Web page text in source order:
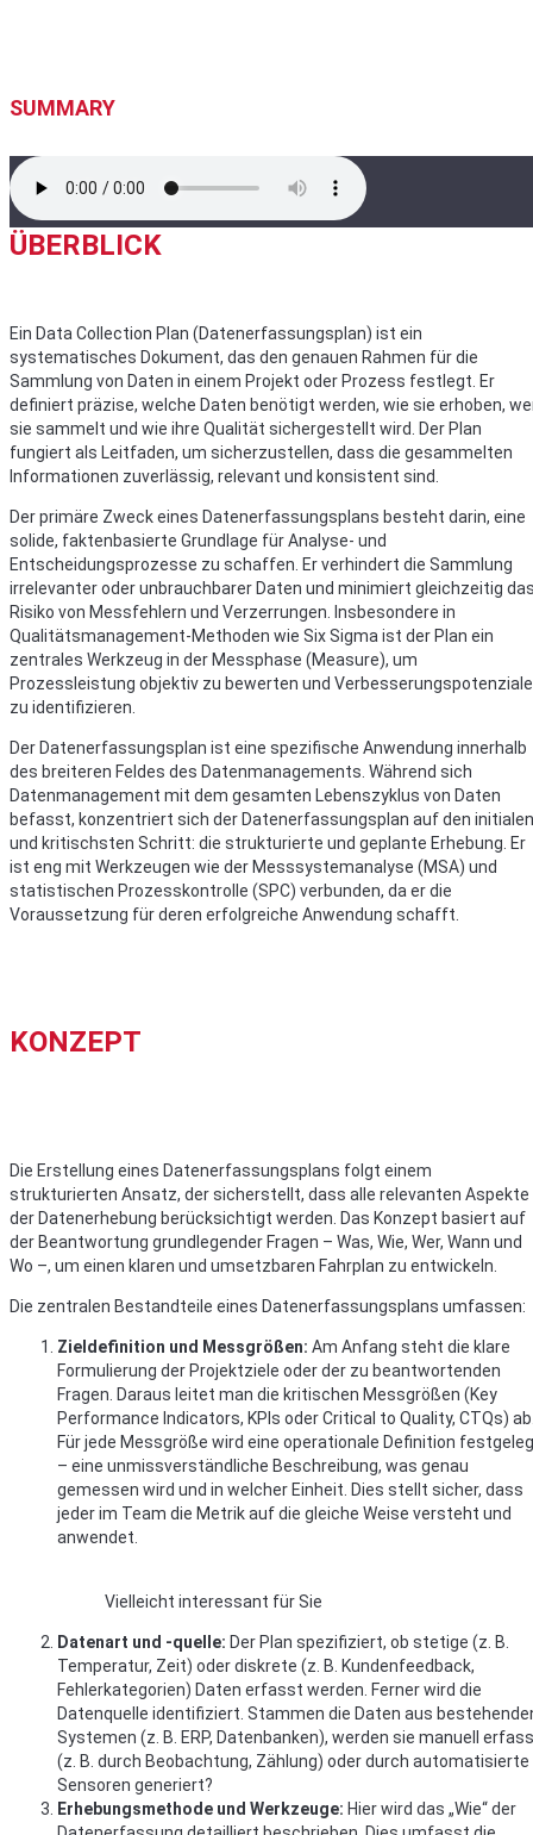
SUMMARY
ÜBERBLICK
Ein Data Collection Plan (Datenerfassungsplan) ist ein
systematisches Dokument, das den genauen Rahmen für die
Sammlung von Daten in einem Projekt oder Prozess festlegt. Er
definiert präzise, welche Daten benötigt werden, wie sie erhoben,
sie sammelt und wie ihre Qualität sichergestellt wird. Der Plan
fungiert als Leitfaden, um sicherzustellen, dass die gesammelten
Informationen zuverlässig, relevant und konsistent sind.
Der primäre Zweck eines Datenerfassungsplans besteht darin, eine
solide, faktenbasierte Grundlage für Analyse- und
Entscheidungsprozesse zu schaffen. Er verhindert die Sammlung
irrelevanter oder unbrauchbarer Daten und minimiert gleichzeitig
Risiko von Messfehlern und Verzerrungen. Insbesondere in
Qualitätsmanagement-Methoden wie Six Sigma ist der Plan ein
zentrales Werkzeug in der Messphase (Measure), um
Prozessleistung objektiv zu bewerten und Verbesserungspotenziale
zu identifizieren.
Der Datenerfassungsplan ist eine spezifische Anwendung innerhalb
des breiteren Feldes des Datenmanagements. Während sich
Datenmanagement mit dem gesamten Lebenszyklus von Daten
befasst, konzentriert sich der Datenerfassungsplan auf den initialen
und kritischsten Schritt: die strukturierte und geplante Erhebung. Er
ist eng mit Werkzeugen wie der Messsystemanalyse (MSA) und
statistischen Prozesskontrolle (SPC) verbunden, da er die
Voraussetzung für deren erfolgreiche Anwendung schafft.
KONZEPT
Die Erstellung eines Datenerfassungsplans folgt einem
strukturierten Ansatz, der sicherstellt, dass alle relevanten Aspekte
der Datenerhebung berücksichtigt werden. Das Konzept basiert auf
der Beantwortung grundlegender Fragen – Was, Wie, Wer, Wann und
Wo –, um einen klaren und umsetzbaren Fahrplan zu entwickeln.
Die zentralen Bestandteile eines Datenerfassungsplans umfassen:
Zieldefinition und Messgrößen: Am Anfang steht die klare
Formulierung der Projektziele oder der zu beantwortenden
Fragen. Daraus leitet man die kritischen Messgrößen (Key
Performance Indicators, KPIs oder Critical to Quality, CTQs)
Für jede Messgröße wird eine operationale Definition
– eine unmissverständliche Beschreibung, was genau
gemessen wird und in welcher Einheit. Dies stellt sicher, dass
jeder im Team die Metrik auf die gleiche Weise versteht und
anwendet.
Vielleicht interessant für Sie
Datenart und -quelle: Der Plan spezifiziert, ob stetige (z. B.
Temperatur, Zeit) oder diskrete (z. B. Kundenfeedback,
Fehlerkategorien) Daten erfasst werden. Ferner wird die
Datenquelle identifiziert. Stammen die Daten aus
Systemen (z. B. ERP, Datenbanken), werden sie manuell
(z. B. durch Beobachtung, Zählung) oder durch automatisierte
Sensoren generiert?
Erhebungsmethode und Werkzeuge: Hier wird das „Wie“ der